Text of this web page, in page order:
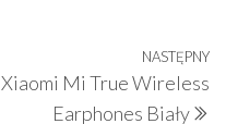
NASTĘPNY
Xiaomi Mi True Wireless
Earphones Biały